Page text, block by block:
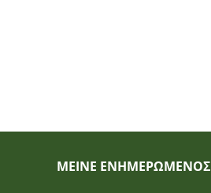
ΜΕΊΝΕ ΕΝΗΜΕΡΩΜΈΝΟΣ